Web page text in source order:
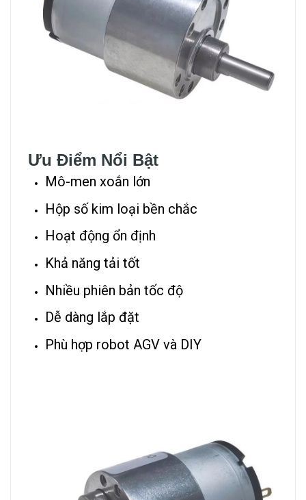
Ưu Điểm Nổi Bật
Mô-men xoắn lớn
Hộp số kim loại bền chắc
Hoạt động ổn định
Khả năng tải tốt
Nhiều phiên bản tốc độ
Dễ dàng lắp đặt
Phù hợp robot AGV và DIY